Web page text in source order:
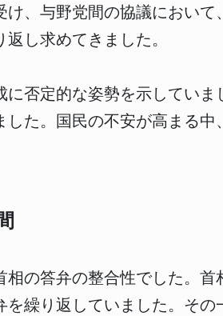
、与野党間の協議におい
し求めてきました。
否定的な姿勢を示してい
た。国民の不安が高まる
の答弁の整合性でした。
繰り返していました。そ